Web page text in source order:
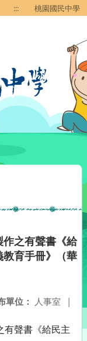
::: 桃園國民中學
之有聲書《給
育手冊》（華
單位： 人事室 |
有聲書《給民主